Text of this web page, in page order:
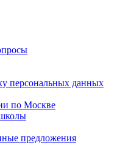
персональных данных
по Москве
предложения